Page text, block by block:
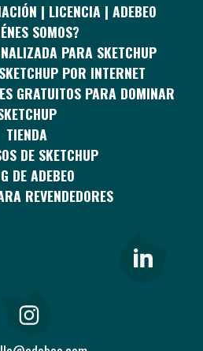
| LICENCIA | ADEBEO
SOMOS?
PARA SKETCHUP
POR INTERNET
GRATUITOS PARA DOMINAR
TIENDA
DE SKETCHUP
DE ADEBEO
REVENDEDORES